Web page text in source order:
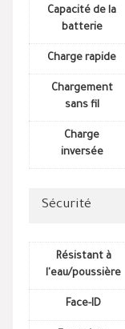
Capacité de la
batterie
Charge rapide
Chargement
sans fil
Charge
inversée
Sécurité
Résistant à
l'eau/poussière
Face-ID